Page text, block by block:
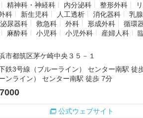
精神科・神経科 内分泌科 整形外科
科
新生児科 人工透析 消化器科
乳
泌尿器科 救急科 外科 形成外科
循環
麻酔科 小児科 小児外科 産婦人科
市都筑区茅ケ崎中央３５－１
鉄3号線（ブルーライン） センター南駅 徒
ンライン） センター南駅 徒歩 7分
公式ウェブサイト